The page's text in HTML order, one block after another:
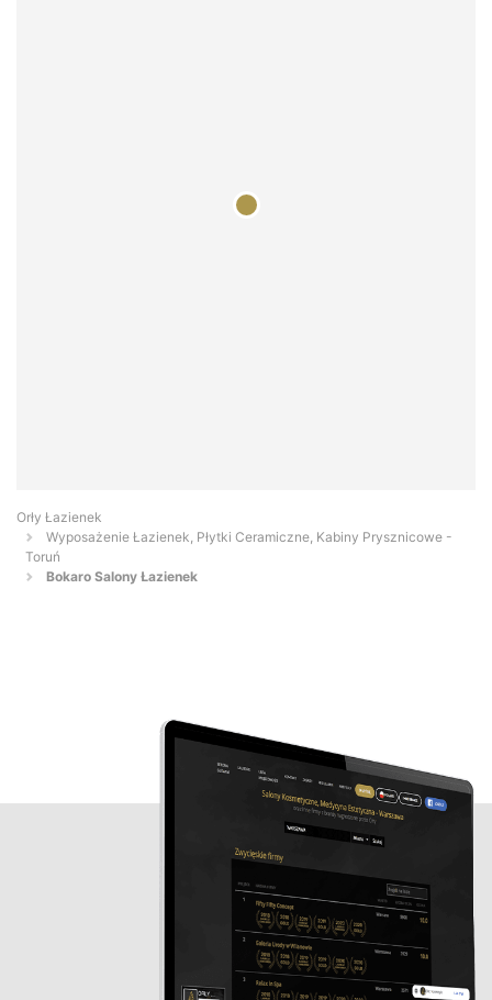
Orły Łazienek
Wyposażenie Łazienek, Płytki Ceramiczne, Kabiny Prysznicowe -
Toruń
Bokaro Salony Łazienek